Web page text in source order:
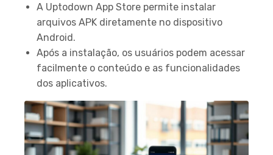
A Uptodown App Store permite instalar
arquivos APK diretamente no dispositivo
Android.
Após a instalação, os usuários podem acessar
facilmente o conteúdo e as funcionalidades
dos aplicativos.